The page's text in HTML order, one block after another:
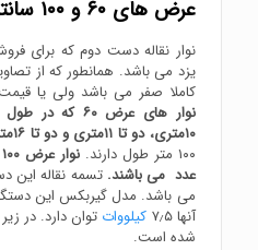
عرض های ۶۰ و ۱۰۰ سانتی متری
نوار نقاله دست دوم که برای
یزد می باشد. همانطور که از
کاملا صفر می باشد ولی یا
۱۰متری، دو تا ۱۱متری و دو تا ۱۶متری
۱۰۰ متر طول دارند.
عدد می باشند.تسمه نقاله این
آنها ۷٫۵
کیلووات توان دارد. در
شده است.